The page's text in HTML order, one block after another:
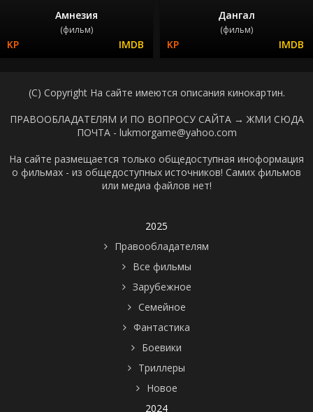
Амнезия
(фильм)
Дангал
(фильм)
(C) Copyright На сайте имеются описания кинокартин.
ПРАВООБЛАДАТЕЛЯМ И ПО ВОПРОСУ САЙТА → ЖМИ СЮДА
ПОЧТА - lukmorgame@yahoo.com
На сайте размещается только общедоступная иноформация
о фильмах - из общедоступных источников! Самих фильмов
или медиа файлов нет!
2025
Правообладателям
Все фильмы
Зарубежное
Семейное
Фантастика
Боевики
Триллеры
Новое
2024